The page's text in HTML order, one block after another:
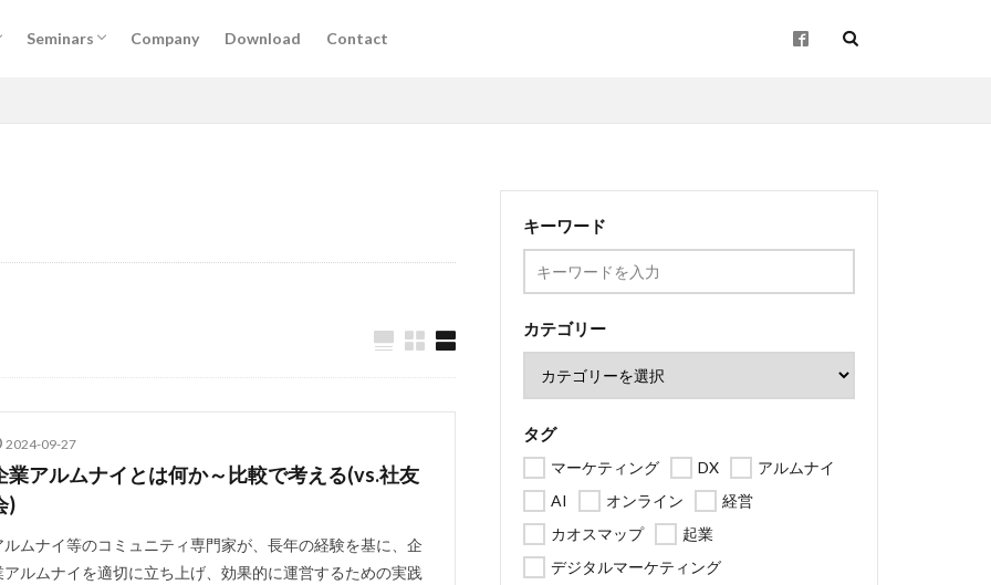
Seminars Company Download Contact
2024-09-27
業アルムナイとは何か～比較で考える(vs.社友
)
ルムナイ等のコミュニティ専門家が、長年の経験を基に、企
アルムナイを適切に立ち上げ、効果的に運営するための実践
キーワード
カテゴリー
タグ
マーケティング DX
アルムナイ
AI
オンライン
経営
カオスマップ
起業
デジタルマーケティング
起業
企画
地方創生
検索